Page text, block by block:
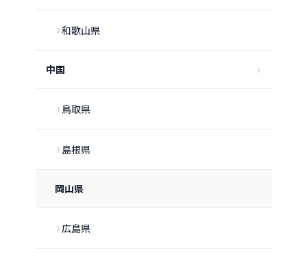
和歌山県
中国
鳥取県
島根県
岡山県
広島県